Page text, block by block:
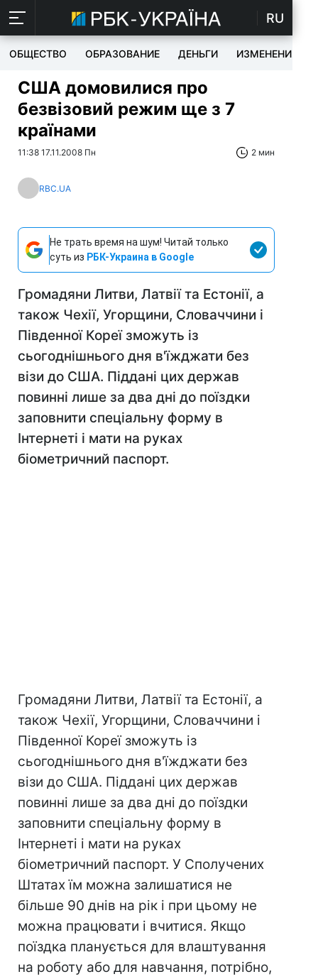
RU
ОБЩЕСТВО ОБРАЗОВАНИЕ ДЕНЬГИ ИЗМЕНЕНИЯ
США домовилися про
безвізовий режим ще з 7
країнами
11:38 17.11.2008 Пн 2 мин
RBC.UA
Не трать время на шум! Читай только
суть из РБК-Украина в Google
Громадяни Литви, Латвії та Естонії, а
також Чехії, Угорщини, Словаччини і
Південної Кореї зможуть із
сьогоднішнього дня в'їжджати без
візи до США. Піддані цих держав
повинні лише за два дні до поїздки
заповнити спеціальну форму в
Інтернеті і мати на руках
біометричний паспорт.
Громадяни Литви, Латвії та Естонії, а
також Чехії, Угорщини, Словаччини і
Південної Кореї зможуть із
сьогоднішнього дня в'їжджати без
візи до США. Піддані цих держав
повинні лише за два дні до поїздки
заповнити спеціальну форму в
Інтернеті і мати на руках
біометричний паспорт. У Сполучених
Штатах їм можна залишатися не
більше 90 днів на рік і при цьому не
можна працювати і вчитися. Якщо
поїздка планується для влаштування
на роботу або для навчання, потрібно,